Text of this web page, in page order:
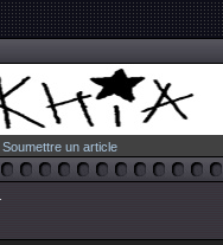
Soumettre un article